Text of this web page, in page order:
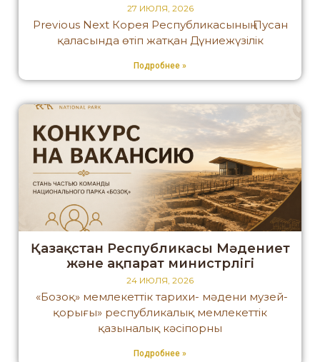
27 ИЮЛЯ, 2026
Previous Next Корея Республикасының Пусан
қаласында өтіп жатқан Дүниежүзілік
Подробнее »
Қазақстан Республикасы Мәдениет
және ақпарат министрлігі
24 ИЮЛЯ, 2026
«Бозоқ» мемлекеттік тарихи- мәдени музей-
қорығы» республикалық мемлекеттік
қазыналық кәсіпорны
Подробнее »